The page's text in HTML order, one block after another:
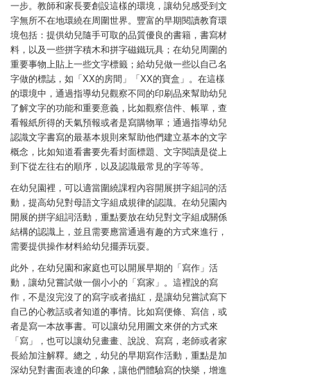
一步。教師和家長要創設這樣的環境，讓幼兒感受到文
字無所不在地環繞在周圍世界。豐富的早期閱讀教育環
境包括：提供幼兒隨手可取的品質優良的書籍，書寫材
料，以及一些拼字積木和拼字磁鐵玩具；在幼兒周圍的
重要事物上貼上一些文字標籤；給幼兒做一些以自己名
字做的標誌，如「XX的房間」「XX的寶盒」。在這樣
的環境中，通過指導幼兒觀察不同的印刷品來幫助幼兒
了解文字的功能和重要意義，比如觀察信件、帳單，查
看報紙所得的天氣預報或者是寫購物單；通過指導幼兒
認識文字書寫的最基本規則來幫助他們建立基本的文字
概念，比如知道看書要先看封面標題、文字閱讀是從上
到下從左往右的順序，以及認識最常見的字等等。
在幼兒園裡，可以適當圍繞課程內容開展拼字組詞的活
動，提高幼兒對母語文字組成規律的認識。在幼兒園內
開展的拼字組詞活動，重點要放在幼兒對文字組成關係
結構的認識上，並且需要應當通過有趣的方式來進行，
需要提供操作材料給幼兒擺弄玩耍。
此外，在幼兒園和家庭也可以開展早期的「寫作」活
動，讓幼兒嘗試做一個小小的「寫家」。這裡說的寫
作，不是沒完沒了的寫字或者描紅，是讓幼兒嘗試寫下
自己的心教話或者知道的事情。比如寫便條、寫信，或
者是寫一本故事書。可以讓幼兒用圖文來併的方式來
「寫」，也可以讓幼兒畫畫、說說、寫寫，老師或者家
長給加注解釋。總之，幼兒的早期寫作活動，重點是加
深幼兒對書面表達的印象，讓他們體驗寫的快樂，增進